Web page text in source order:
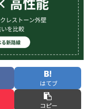
はてブ
コピー